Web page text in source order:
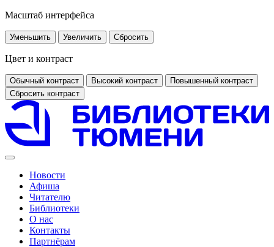
Масштаб интерфейса
Уменьшить Увеличить Сбросить
Цвет и контраст
Обычный контраст Высокий контраст
Повышенный контраст
Сбросить контраст
Новости
Афиша
Читателю
Библиотеки
О нас
Контакты
Партнёрам